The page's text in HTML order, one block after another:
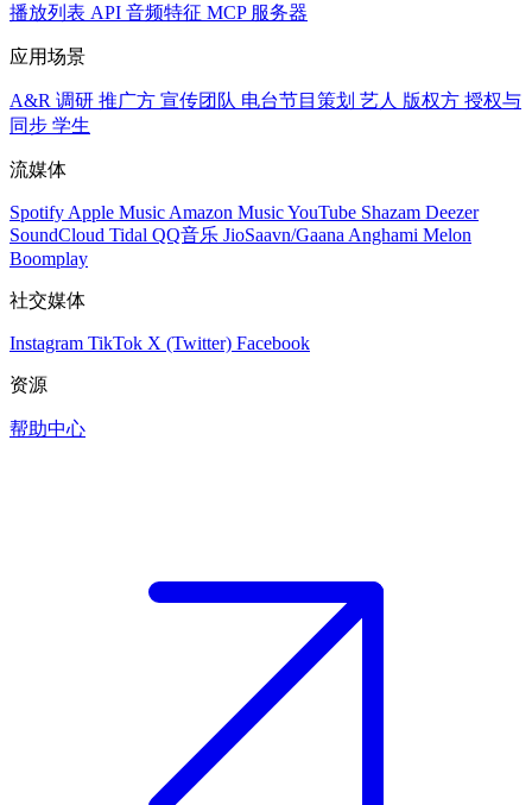
播放列表 API 音频特征 MCP 服务器
应用场景
A&R 调研 推广方 宣传团队 电台节目策划 艺人 版权方 授权与
同步 学生
流媒体
Spotify Apple Music Amazon MusicYouTube Shazam Deezer
SoundCloud Tidal QQ音乐 JioSaavn/Gaana Anghami Melon
Boomplay
社交媒体
Instagram TikTok X (Twitter) Facebook
资源
帮助中心